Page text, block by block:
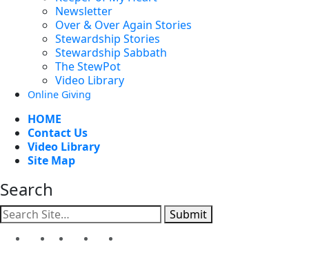
Newsletter
Over & Over Again Stories
Stewardship Stories
Stewardship Sabbath
The StewPot
Video Library
Online Giving
HOME
Contact Us
Video Library
Site Map
Search
Submit